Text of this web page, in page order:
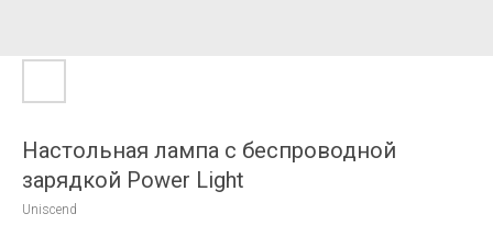
Настольная лампа с беспроводной
зарядкой Power Light
Uniscend